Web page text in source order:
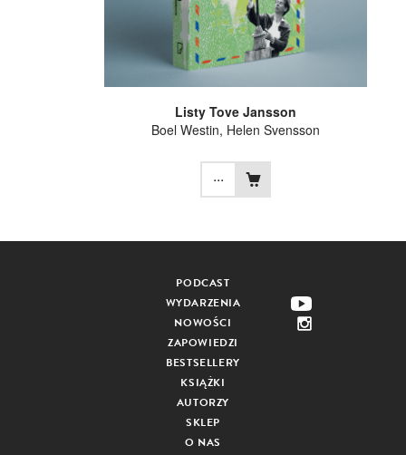
Listy Tove Jansson
Boel Westin, Helen Svensson
...
PODCAST
WYDARZENIA
NOWOŚCI
ZAPOWIEDZI
BESTSELLERY
KSIĄŻKI
AUTORZY
SKLEP
O NAS